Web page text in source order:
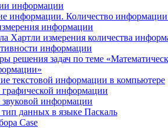
информации
информации. Количество
информации
Хартли измерения количества
информации
решения задач по теме
текстовой информации в компьютере
информации
информации
данных в языке Паскаль
Case